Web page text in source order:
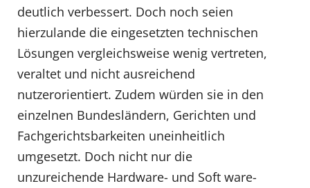
deutlich verbessert. Doch noch seien
hierzulande die eingesetzten technischen
Lösungen vergleichsweise wenig vertreten,
veraltet und nicht ausreichend
nutzerorientiert. Zudem würden sie in den
einzelnen Bundesländern, Gerichten und
Fachgerichtsbarkeiten uneinheitlich
umgesetzt. Doch nicht nur die
unzureichende Hardware- und Soft ware-